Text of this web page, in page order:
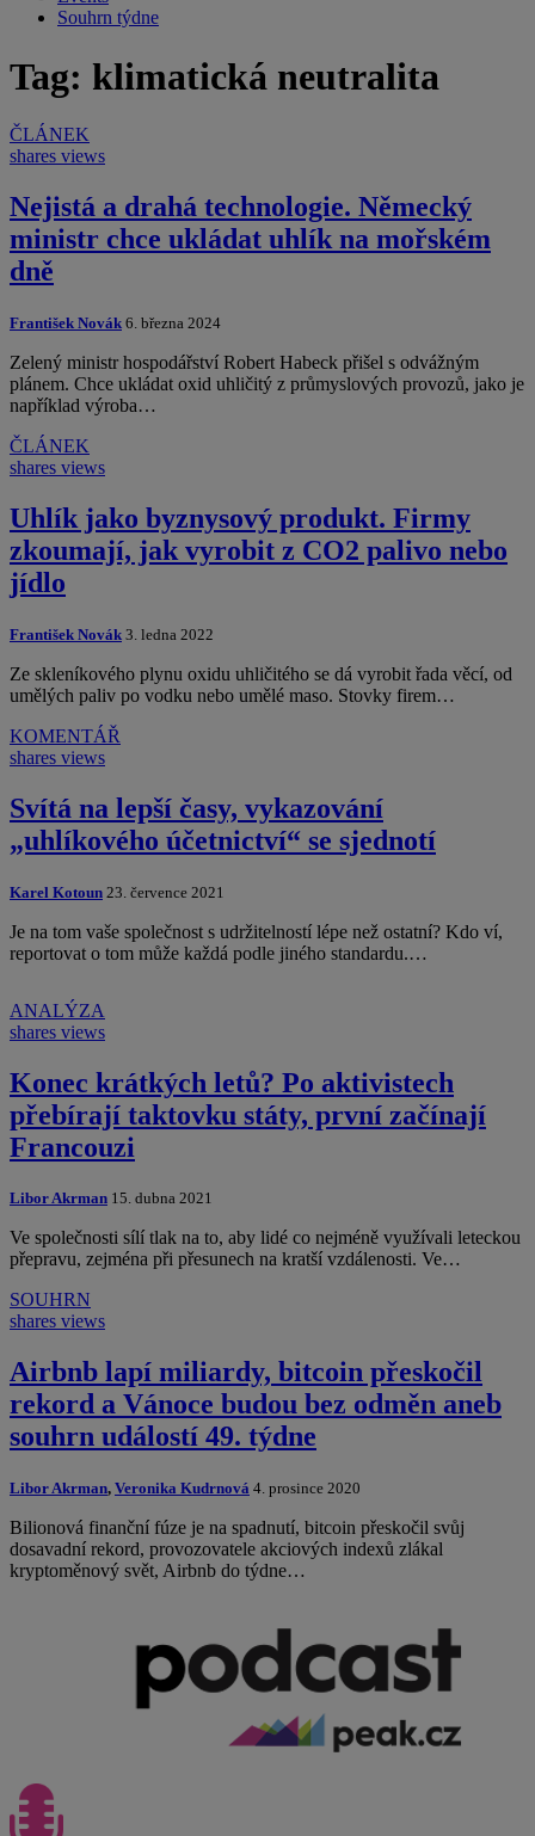
Souhrn týdne
Tag: klimatická neutralita
ČLÁNEK
shares views
Nejistá a drahá technologie. Německý
ministr chce ukládat uhlík na mořském
dně
František Novák 6. března 2024
Zelený ministr hospodářství Robert Habeck přišel s odvážným
plánem. Chce ukládat oxid uhličitý z průmyslových provozů, jako je
například výroba…
ČLÁNEK
shares views
Uhlík jako byznysový produkt. Firmy
zkoumají, jak vyrobit z CO2 palivo nebo
jídlo
František Novák 3. ledna 2022
Ze skleníkového plynu oxidu uhličitého se dá vyrobit řada věcí, od
umělých paliv po vodku nebo umělé maso. Stovky firem…
KOMENTÁŘ
shares views
Svítá na lepší časy, vykazování
„uhlíkového účetnictví“ se sjednotí
Karel Kotoun 23. července 2021
Je na tom vaše společnost s udržitelností lépe než ostatní? Kdo ví,
reportovat o tom může každá podle jiného standardu.…
ANALÝZA
shares views
Konec krátkých letů? Po aktivistech
přebírají taktovku státy, první začínají
Francouzi
Libor Akrman 15. dubna 2021
Ve společnosti sílí tlak na to, aby lidé co nejméně využívali leteckou
přepravu, zejména při přesunech na kratší vzdálenosti. Ve…
SOUHRN
shares views
Airbnb lapí miliardy, bitcoin přeskočil
rekord a Vánoce budou bez odměn aneb
souhrn událostí 49. týdne
Libor Akrman, Veronika Kudrnová 4. prosince 2020
Bilionová finanční fúze je na spadnutí, bitcoin přeskočil svůj
dosavadní rekord, provozovatele akciových indexů zlákal
kryptoměnový svět, Airbnb do týdne…